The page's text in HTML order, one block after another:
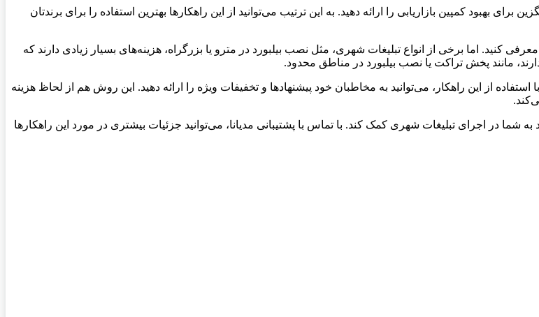
بهبود کمپین بازاریابی را ارائه دهید. به این ترتیب می‌توانید از این راهکارها بهترین استفاده را برای برندتان
کنید. اما برخی از انواع تبلیغات شهری، مثل نصب بیلبورد در مترو یا بزرگراه، هزینه‌های بسیار زیادی دارند که
مانند پخش تراکت یا نصب بیلبورد در مناطق محدود.
از این راهکار، می‌توانید به مخاطبان خود پیشنهادها و تخفیفات ویژه را ارائه دهید. این روش هم از لحاظ هزینه
شما در اجرای تبلیغات شهری کمک کند. با تماس با پشتیبانی مدیانا، می‌توانید جزئیات بیشتری در مورد این راهکارها